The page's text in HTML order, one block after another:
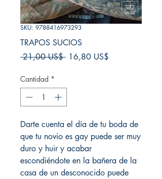
SKU: 9788416973293
TRAPOS SUCIOS
21,00 US$ Precio
16,80 US$
Cantidad *
Darte cuenta el día de tu boda de
que tu novio es gay puede ser muy
duro y huir y acabar
escondiéndote en la bañera de la
casa de un desconocido puede